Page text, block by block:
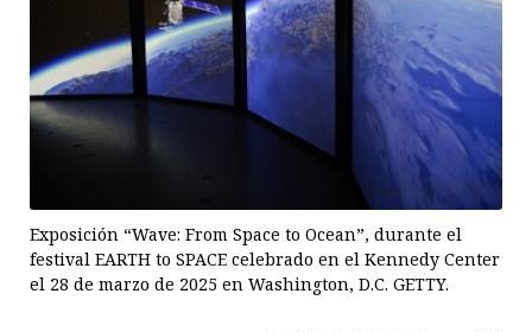
Exposición “Wave: From Space to Ocean”, durante el
festival EARTH to SPACE celebrado en el Kennedy Center
el 28 de marzo de 2025 en Washington, D.C. GETTY.